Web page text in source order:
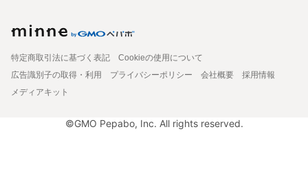
特定商取引法に基づく表記
Cookieの使用について
広告識別子の取得・利用
プライバシーポリシー 会社概要
採用情報
メディアキット
©GMO Pepabo, Inc. All rights reserved.